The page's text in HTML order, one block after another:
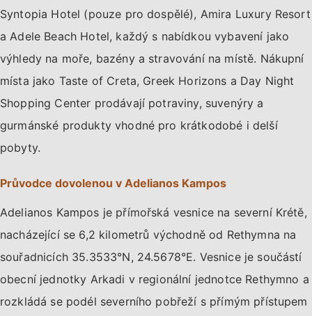
Syntopia Hotel (pouze pro dospělé), Amira Luxury Resort
a Adele Beach Hotel, každý s nabídkou vybavení jako
výhledy na moře, bazény a stravování na místě. Nákupní
místa jako Taste of Creta, Greek Horizons a Day Night
Shopping Center prodávají potraviny, suvenýry a
gurmánské produkty vhodné pro krátkodobé i delší
pobyty.
Průvodce dovolenou v Adelianos Kampos
Adelianos Kampos je přímořská vesnice na severní Krétě,
nacházející se 6,2 kilometrů východně od Rethymna na
souřadnicích 35.3533°N, 24.5678°E. Vesnice je součástí
obecní jednotky Arkadi v regionální jednotce Rethymno a
rozkládá se podél severního pobřeží s přímým přístupem